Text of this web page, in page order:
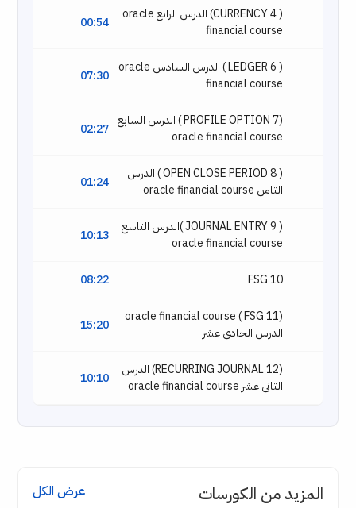
00:54
( 4 CURRENCY) الدرس الرابع oracle
financial course
07:30 ( 6 LEDGER ) الدرس السادس oracle
financial course
02:27 (7 PROFILE OPTION ) الدرس السابع
oracle financial course
01:24
( 8 OPEN CLOSE PERIOD ) الدرس
الثامن oracle financial course
10:13
( 9 JOURNAL ENTRY )الدرس التاسع
oracle financial course
08:22 10 FSG
15:20
(11 FSG ) oracle financial course
الدرس الحادى عشر
10:10
(12 RECURRING JOURNAL) الدرس
الثانى عشر oracle financial course
المزيد من الكورسات عرض الكل